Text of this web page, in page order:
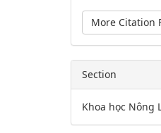
More Citation
Section
Khoa học Nông